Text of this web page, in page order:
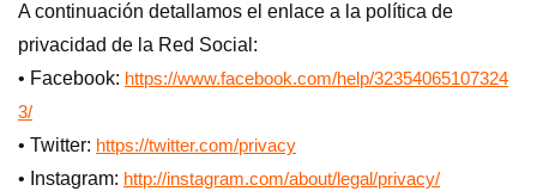
A continuación detallamos el enlace a la política de
privacidad de la Red Social:
• Facebook: https://www.facebook.com/help/32354065107324
3/
• Twitter: https://twitter.com/privacy
• Instagram: http://instagram.com/about/legal/privacy/